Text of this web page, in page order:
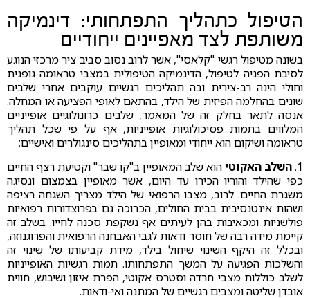
הטיפול כתהליך התפתחותי: דינמיקה
משותפת לצד מאפיינים ייחודיים
בשונה מטיפול רגשי "קלאסי", אשר לרוב נסוב סביב ציר מרכזי הנוגע
לסיבת הפניה לטיפול, הדינמיקה הטיפולית במצבי טראומה גופנית
וחולי הינה רב-צירית ובה תהליכים רגשיים עוקבים אחרי שלבים
שונים בהחלמה הפיזית של הילד, בהתאם לאופי הפציעה או המחלה.
אנסה לתאר בחלק זה של המאמר, שלבים כרונולוגיים אופייניים
המלווים בתמות פסיכולוגיות אופייניות, אף על פי שכל תהליך
טראומה ושיקום הוא ייחודי ומאופיין בתהליכים סינגולרים ואישיים:
1. השלב האקוטיהוא שלב המאופיין ב"קו שבר" וקטיעת רצף החיים
כפי שהילד והוריו הכירו עד היום, אשר מאופיין בצמצום ונסיגה
משגרת החיים. לרוב, מצבו הרפואי של הילד מצריך השגחה רציפה
ושהות אינטנסיבית בבית החולים, הכרוכה גם בפרוצדורות רפואיות
פולשניות ומכאיבות בהן לעיתים אף נשקפת סכנה לחייו. בשלב זה
קיימת מידה רבה של חוסר ודאות לגבי האבחנה הרפואית והפרוגנוזה,
ובכלל זה היקף השינוי שיחול בילד, מידת קביעותו של שינוי זה
והשלכות הפגיעה על המשך התפתחותו. תמות רגשיות האופייניות
לשלב כוללות מצבי חרדה וסטרס אקוטי, הפרת איזון ושיבוש, חווית
אובדן שליטה ומצבים רגשיים של המתנה ואי-ודאות.